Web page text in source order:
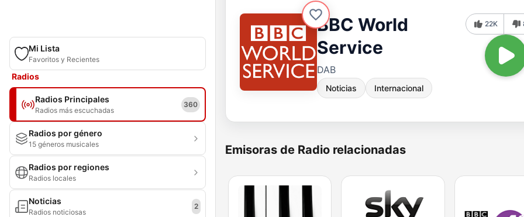
Mi Lista
Favoritos y Recientes
Radios
Radios Principales
Radios más escuchadas
360
Radios por género
15 géneros musicales
Radios por regiones
Radios locales
Noticias
Radios noticiosas
2
BBC World
Service
DAB
Noticias Internacional
22K
Emisoras de Radio relacionadas